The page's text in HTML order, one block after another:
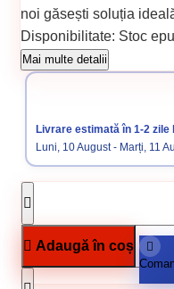
noi găsești soluția
Disponibilitate: Stoc
Cod produs: 00000568
Categorii:
Mai multe detalii
Livrare estimată în 1-2 zile
Luni, 10 August - Marți, 11
Adaugă în coș